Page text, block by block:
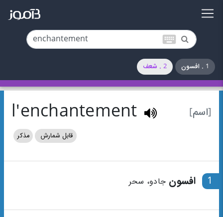
keyboard
1 . افسون 2 . شعف
[اسم] l'enchantement
قابل شمارش مذکر
1 افسون جادو، سحر